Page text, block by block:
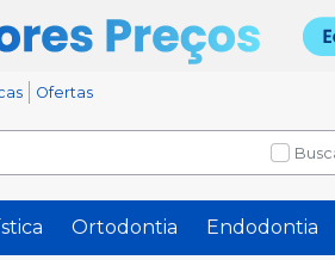
Ofertas
Ortodontia Endodontia